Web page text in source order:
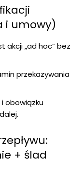
i umowy)
akcji „ad hoc” bez
przekazywania
obowiązku
+ ślad